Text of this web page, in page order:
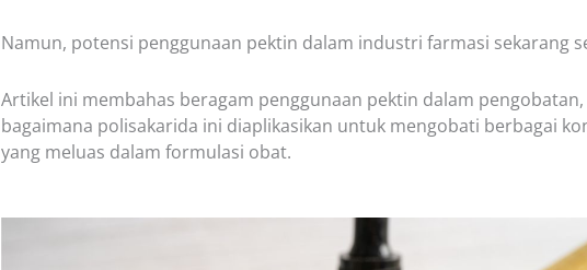
Namun, potensi penggunaan pektin dalam industri farmasi sekarang
Artikel ini membahas beragam penggunaan pektin dalam
bagaimana polisakarida ini diaplikasikan untuk mengobati berbagai
yang meluas dalam formulasi obat.